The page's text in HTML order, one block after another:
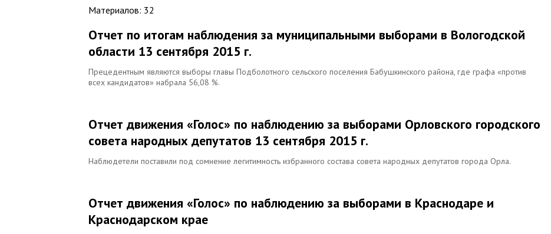
Материалов: 32
Отчет по итогам наблюдения за муниципальными выборами в Вологодской
области 13 сентября 2015 г.
Прецедентным являются выборы главы Подболотного сельского поселения Бабушкинского района, где графа «против
всех кандидатов» набрала 56,08 %.
Отчет движения «Голос» по наблюдению за выборами Орловского городского
совета народных депутатов 13 сентября 2015 г.
Наблюдетели поставили под сомнение легитимность избранного состава совета народных депутатов города Орла.
Отчет движения «Голос» по наблюдению за выборами в Краснодаре и
Краснодарском крае